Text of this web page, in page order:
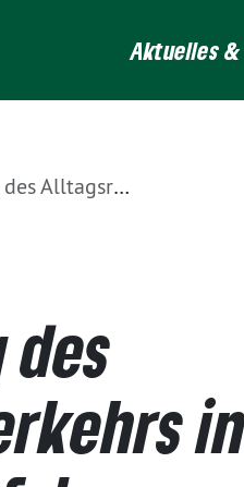
Aktuelles &
in Rheinland-Pfalz
in